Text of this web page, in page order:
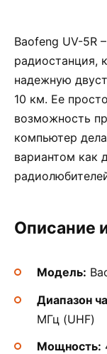
Baofeng UV-5R
радиостанция,
надежную
10 км. Ее
возможность
компьютер
вариантом как
Описание
Модель:
Диапазон
МГц (UHF)
Мощность: